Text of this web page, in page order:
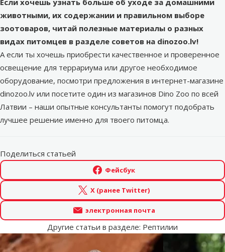
Если хочешь узнать больше об уходе за домашними
животными, их содержании и правильном выборе
зоотоваров, читай полезные материалы о разных
видах питомцев в разделе советов на dinozoo.lv!
А если ты хочешь приобрести качественное и проверенное
освещение для террариума или другое необходимое
оборудование, посмотри предложения в интернет-магазине
dinozoo.lv или посетите один из магазинов Dino Zoo по всей
Латвии – наши опытные консультанты помогут подобрать
лучшее решение именно для твоего питомца.
Поделиться статьей
Фейсбук
X (ранее Twitter)
электронная почта
Другие статьи в разделе: Рептилии